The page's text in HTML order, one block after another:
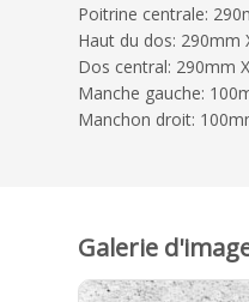
Poitrine centrale:
Haut du dos: 290mm
Dos central: 290mm
Manche gauche:
Manchon droit:
Galerie